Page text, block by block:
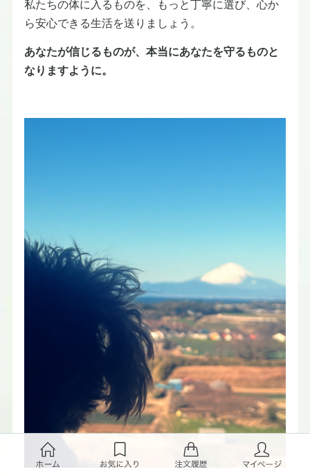
私たちの体に入るものを、もっと丁寧に選び、心か
ら安心できる生活を送りましょう。
あなたが信じるものが、本当にあなたを守るものと
なりますように。